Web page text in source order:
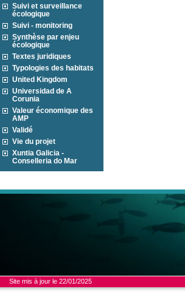
Suivi et surveillance
écologique
Suivi - monitoring
Synthèse par enjeu
écologique
Textes juridiques
Typologies des habitats
United Kingdom
Universidad de A
Corunia
Valeur économique des
AMP
Validé
Vie du projet
Xuntia Galicia -
Conselleria do Mar
Site mis à jour le 22/01/2025